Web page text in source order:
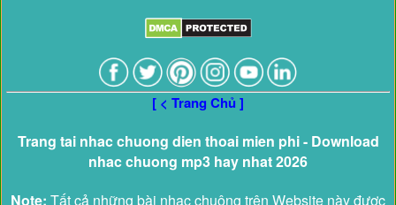
[ < Trang Chủ ]
Trang tai nhac chuong dien thoai mien phi - Download
nhac chuong mp3 hay nhat 2026
Note: Tất cả những bài nhạc chuông trên Website này được